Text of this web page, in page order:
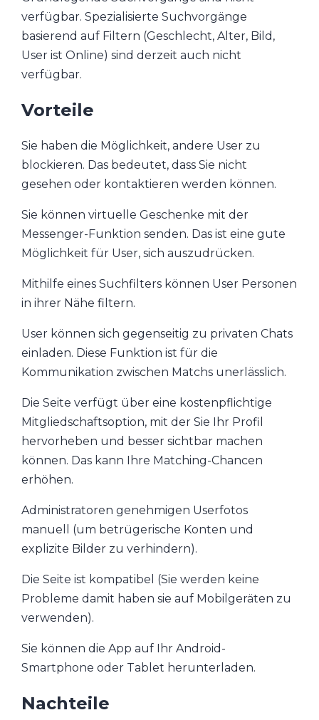
verfügbar. Spezialisierte Suchvorgänge
basierend auf Filtern (Geschlecht, Alter, Bild,
User ist Online) sind derzeit auch nicht
verfügbar.
Vorteile
Sie haben die Möglichkeit, andere User zu
blockieren. Das bedeutet, dass Sie nicht
gesehen oder kontaktieren werden können.
Sie können virtuelle Geschenke mit der
Messenger-Funktion senden. Das ist eine gute
Möglichkeit für User, sich auszudrücken.
Mithilfe eines Suchfilters können User Personen
in ihrer Nähe filtern.
User können sich gegenseitig zu privaten Chats
einladen. Diese Funktion ist für die
Kommunikation zwischen Matchs unerlässlich.
Die Seite verfügt über eine kostenpflichtige
Mitgliedschaftsoption, mit der Sie Ihr Profil
hervorheben und besser sichtbar machen
können. Das kann Ihre Matching-Chancen
erhöhen.
Administratoren genehmigen Userfotos
manuell (um betrügerische Konten und
explizite Bilder zu verhindern).
Die Seite ist kompatibel (Sie werden keine
Probleme damit haben sie auf Mobilgeräten zu
verwenden).
Sie können die App auf Ihr Android-
Smartphone oder Tablet herunterladen.
Nachteile